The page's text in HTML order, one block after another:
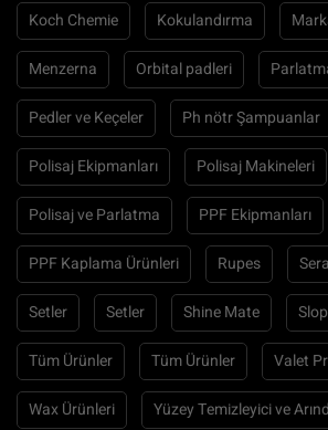
Koch Chemie Kokulandırma
Menzerna Orbital padleri
Pedler ve Keçeler Ph nötr Şampuanlar
Polisaj Ekipmanları Polisaj Makineleri
Polisaj ve Parlatma PPF Ekipmanları
PPF Kaplama Ürünleri Rupes
Setler Setler Shine Mate
Tüm Ürünler Tüm Ürünler Valet
Wax Ürünleri Yüzey Temizleyici ve